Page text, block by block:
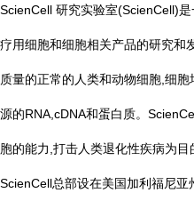
ScienCell 研究实验室(ScienCell)
疗用细胞和细胞相关产品的研究和
质量的正常的人类和动物细胞,细
源的RNA,cDNA和蛋白质。
胞的能力,打击人类退化性疾病为目
ScienCell总部设在美国加利福尼亚